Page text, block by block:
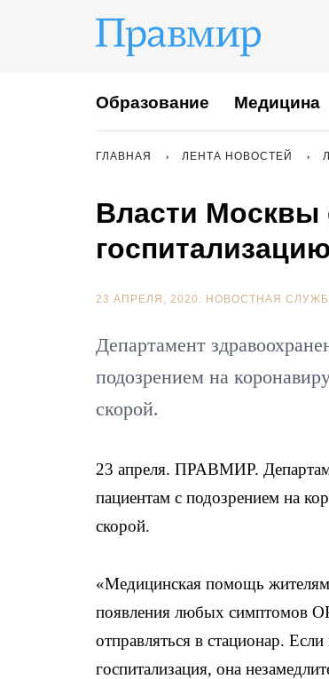
Образование Медицина
ГЛАВНАЯ ЛЕНТА НОВОСТЕЙ
Власти Москвы
23 АПРЕЛЯ, 2020. НОВОСТНАЯ
Департамент
подозрением на
скорой.
23 апреля. ПРАВМИР.
пациентам с подозрением на
скорой.
«Медицинская помощь
появления любых симптомов
отправляться в стационар.
госпитализация, она